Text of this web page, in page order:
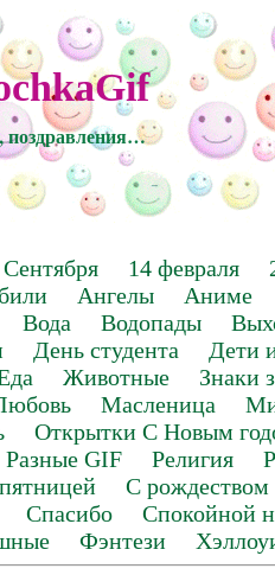
Сентября 14 февраля
Ангелы
Аниме
Вода Водопады
День студента
Дети
Животные
Знаки
Масленица
Открытки С Новым
Разные GIF Религия
С рождеством
Спасибо
Спокойной
Фэнтези